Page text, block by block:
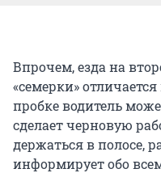
Впрочем, езда на
«семерки»
пробке водитель
сделает черновую
держаться в полосе,
информирует обо